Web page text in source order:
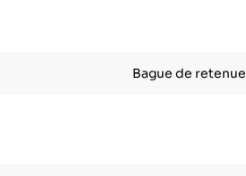
Bague de retenue